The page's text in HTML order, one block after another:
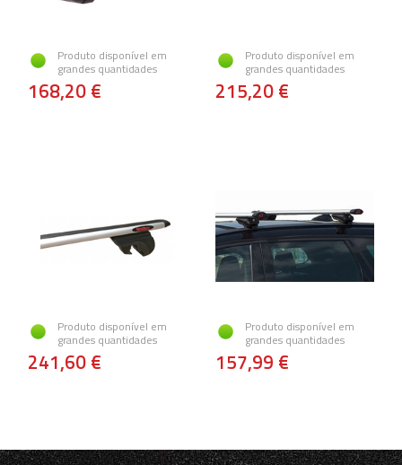
Produto disponível em
grandes quantidades
168,20 €
Produto disponível em
grandes quantidades
215,20 €
Produto disponível em
grandes quantidades
241,60 €
Produto disponível em
grandes quantidades
157,99 €